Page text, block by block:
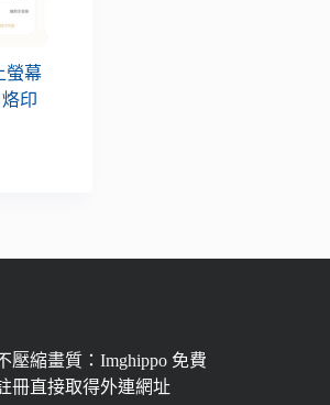
螢幕
印
壓縮畫質：Imghippo 免費
冊直接取得外連網址